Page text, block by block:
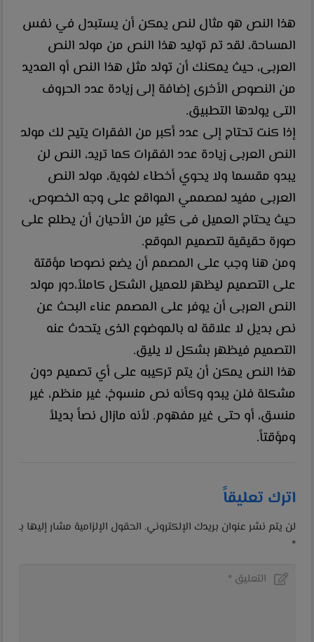
هذا النص هو مثال لنص يمكن أن يستبدل في نفس
المساحة، لقد تم توليد هذا النص من مولد النص
العربى، حيث يمكنك أن تولد مثل هذا النص أو العديد
من النصوص الأخرى إضافة إلى زيادة عدد الحروف
التى يولدها التطبيق.
إذا كنت تحتاج إلى عدد أكبر من الفقرات يتيح لك مولد
النص العربى زيادة عدد الفقرات كما تريد، النص لن
يبدو مقسما ولا يحوي أخطاء لغوية، مولد النص
العربى مفيد لمصممي المواقع على وجه الخصوص،
حيث يحتاج العميل فى كثير من الأحيان أن يطلع على
صورة حقيقية لتصميم الموقع.
ومن هنا وجب على المصمم أن يضع نصوصا مؤقتة
على التصميم ليظهر للعميل الشكل كاملاً،دور مولد
النص العربى أن يوفر على المصمم عناء البحث عن
نص بديل لا علاقة له بالموضوع الذى يتحدث عنه
التصميم فيظهر بشكل لا يليق.
هذا النص يمكن أن يتم تركيبه على أي تصميم دون
مشكلة فلن يبدو وكأنه نص منسوخ، غير منظم، غير
منسق، أو حتى غير مفهوم. لأنه مازال نصاً بديلاً
ومؤقتاً.
اترك تعليقاً
لن يتم نشر عنوان بريدك الإلكتروني. الحقول الإلزامية مشار إليها بـ
*